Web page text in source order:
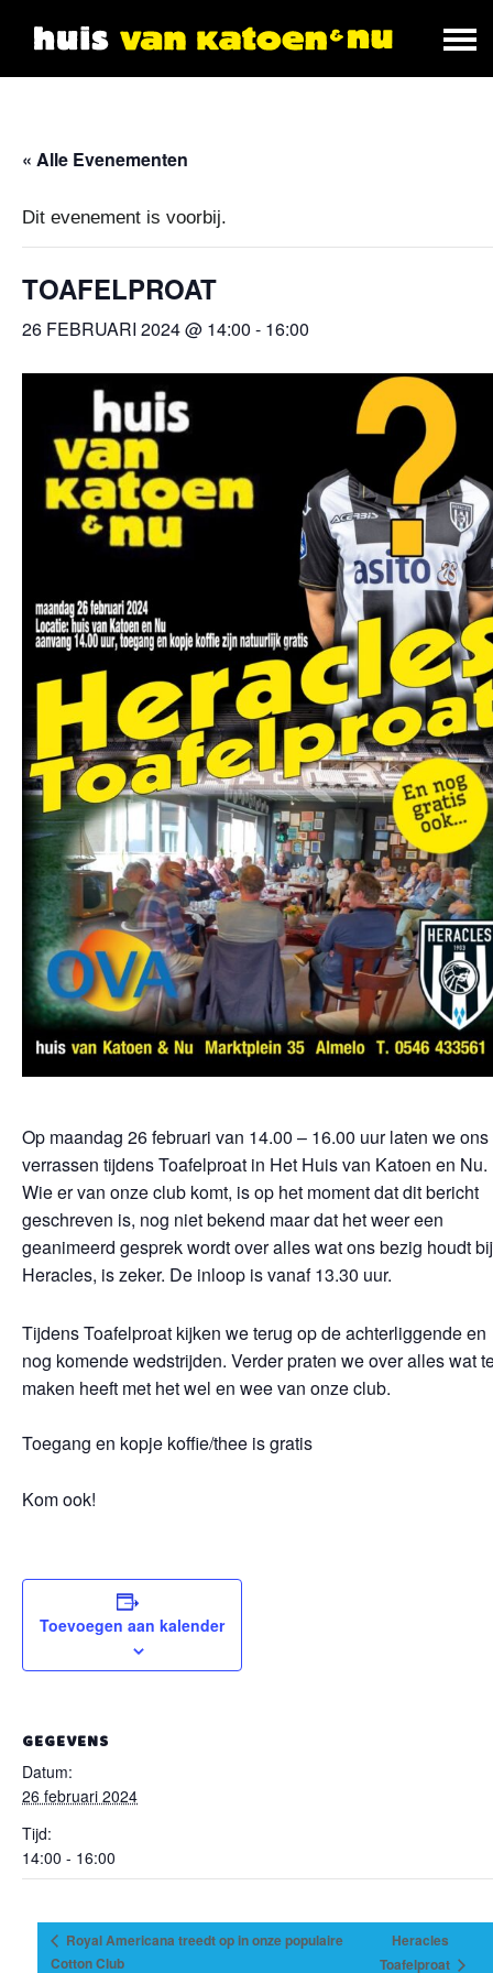
« Alle Evenementen
Dit evenement is voorbij.
TOAFELPROAT
26 FEBRUARI 2024 @ 14:00 - 16:00
Op maandag 26 februari van 14.00 – 16.00 uur laten we ons
verrassen tijdens Toafelproat in Het Huis van Katoen en Nu.
Wie er van onze club komt, is op het moment dat dit bericht
geschreven is, nog niet bekend maar dat het weer een
geanimeerd gesprek wordt over alles wat ons bezig houdt bij
Heracles, is zeker. De inloop is vanaf 13.30 uur.
Tijdens Toafelproat kijken we terug op de achterliggende en
nog komende wedstrijden. Verder praten we over alles wat
maken heeft met het wel en wee van onze club.
Toegang en kopje koffie/thee is gratis
Kom ook!
Toevoegen aan kalender
GEGEVENS
Datum:
26 februari 2024
Tijd:
14:00 - 16:00
Royal Americana treedt op in onze populaire
Cotton Club
Heracles
Toafelproat